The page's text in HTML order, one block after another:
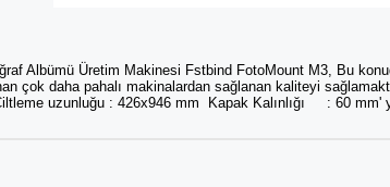
Albümü Üretim Makinesi Fstbind FotoMount M3, Bu
çok daha pahalı makinalardan sağlanan kaliteyi
uzunluğu : 426x946 mm Kapak Kalınlığı :